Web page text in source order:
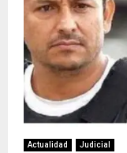
Actualidad Judicial